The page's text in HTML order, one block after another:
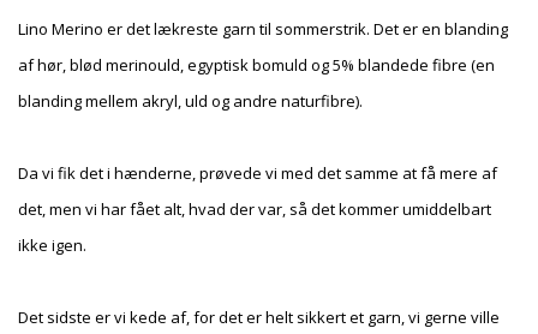
Lino Merino er det lækreste garn til sommerstrik. Det er en blanding
af hør, blød merinould, egyptisk bomuld og 5% blandede fibre (en
blanding mellem akryl, uld og andre naturfibre).
Da vi fik det i hænderne, prøvede vi med det samme at få mere af
det, men vi har fået alt, hvad der var, så det kommer umiddelbart
ikke igen.
Det sidste er vi kede af, for det er helt sikkert et garn, vi gerne ville